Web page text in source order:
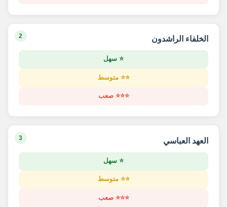
2 الخلفاء الراشدون
⭐ سهل
⭐⭐ متوسط
⭐⭐⭐ صعب
3 العهد العباسي
⭐ سهل
⭐⭐ متوسط
⭐⭐⭐ صعب